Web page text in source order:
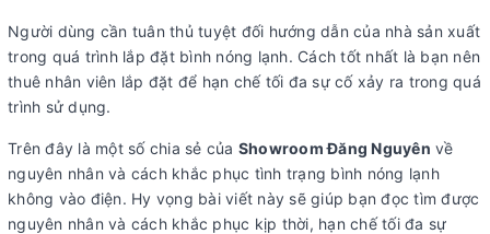
Người dùng cần tuân thủ tuyệt đối hướng dẫn của nhà sản xuất
trong quá trình lắp đặt bình nóng lạnh. Cách tốt nhất là bạn nên
thuê nhân viên lắp đặt để hạn chế tối đa sự cố xảy ra trong quá
trình sử dụng.
Trên đây là một số chia sẻ của Showroom Đăng Nguyên về
nguyên nhân và cách khắc phục tình trạng bình nóng lạnh
không vào điện. Hy vọng bài viết này sẽ giúp bạn đọc tìm được
nguyên nhân và cách khắc phục kịp thời, hạn chế tối đa sự